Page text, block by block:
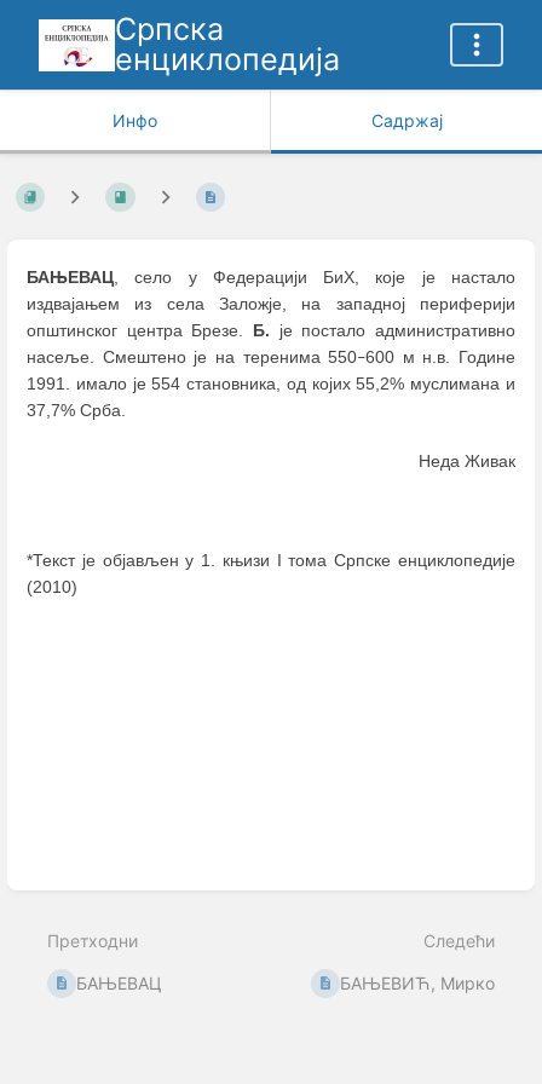
Српска
енциклопедија
Инфо Садржај
БАЊЕВАЦ, село у Федерацији БиХ, које је настало
издвајањем из села Заложје, на западној периферији
општинског центра Брезе. Б. је постало административно
насеље. Смештено је на теренима 550–600 м н.в. Године
1991. имало је 554 становника, од којих 55,2% муслимана и
37,7% Срба.
Неда Живак
*Текст је објављен у 1. књизи I тома Српске енциклопедије
(2010)
Претходни
БАЊЕВАЦ
Следећи
БАЊЕВИЋ, Мирко